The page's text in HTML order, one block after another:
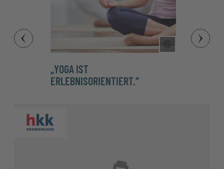
Copyright
„YOGA IST
ERLEBNISORIENTIERT.“